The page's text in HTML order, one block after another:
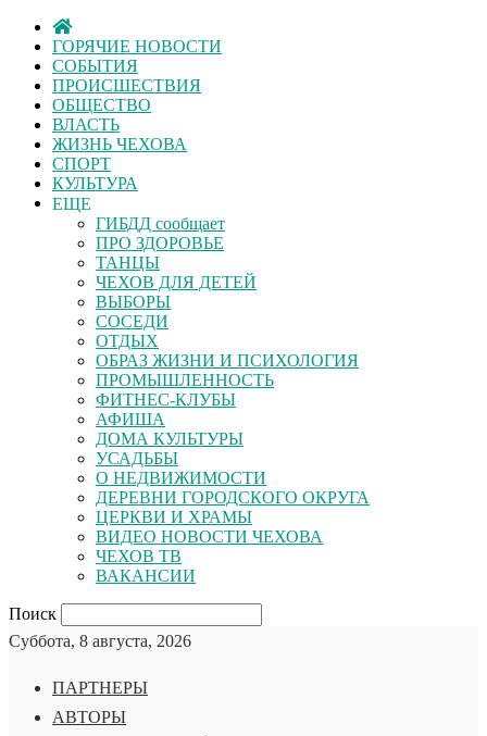
ГОРЯЧИЕ НОВОСТИ
СОБЫТИЯ
ПРОИСШЕСТВИЯ
ОБЩЕСТВО
ВЛАСТЬ
ЖИЗНЬ ЧЕХОВА
СПОРТ
КУЛЬТУРА
ЕЩЕ
ГИБДД сообщает
ПРО ЗДОРОВЬЕ
ТАНЦЫ
ЧЕХОВ ДЛЯ ДЕТЕЙ
ВЫБОРЫ
СОСЕДИ
ОТДЫХ
ОБРАЗ ЖИЗНИ И ПСИХОЛОГИЯ
ПРОМЫШЛЕННОСТЬ
ФИТНЕС-КЛУБЫ
АФИША
ДОМА КУЛЬТУРЫ
УСАДЬБЫ
О НЕДВИЖИМОСТИ
ДЕРЕВНИ ГОРОДСКОГО ОКРУГА
ЦЕРКВИ И ХРАМЫ
ВИДЕО НОВОСТИ ЧЕХОВА
ЧЕХОВ ТВ
ВАКАНСИИ
Поиск
Суббота, 8 августа, 2026
ПАРТНЕРЫ
АВТОРЫ